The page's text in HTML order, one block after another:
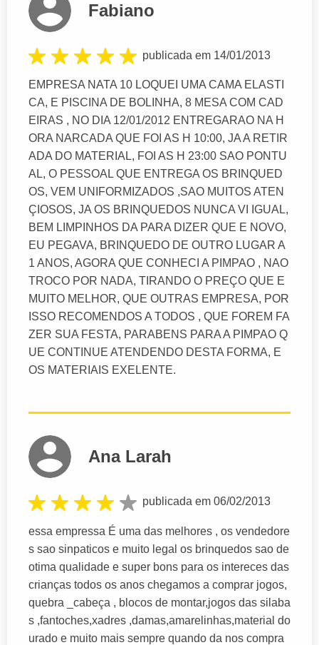
Fabiano
publicada em 14/01/2013
EMPRESA NATA 10 LOQUEI UMA CAMA ELASTI
CA, E PISCINA DE BOLINHA, 8 MESA COM CAD
EIRAS , NO DIA 12/01/2012 ENTREGARAO NA H
ORA NARCADA QUE FOI AS H 10:00, JA A RETIR
ADA DO MATERIAL, FOI AS H 23:00 SAO PONTU
AL, O PESSOAL QUE ENTREGA OS BRINQUED
OS, VEM UNIFORMIZADOS ,SAO MUITOS ATEN
ÇIOSOS, JA OS BRINQUEDOS NUNCA VI IGUAL,
BEM LIMPINHOS DA PARA DIZER QUE E NOVO,
EU PEGAVA, BRINQUEDO DE OUTRO LUGAR A
1 ANOS, AGORA QUE CONHECI A PIMPAO , NAO
TROCO POR NADA, TIRANDO O PREÇO QUE E
MUITO MELHOR, QUE OUTRAS EMPRESA, POR
ISSO RECOMENDOS A TODOS , QUE FOREM FA
ZER SUA FESTA, PARABENS PARA A PIMPAO Q
UE CONTINUE ATENDENDO DESTA FORMA, E
OS MATERIAIS EXELENTE.
Ana Larah
publicada em 06/02/2013
essa empressa É uma das melhores , os vendedore
s sao sinpaticos e muito legal os brinquedos sao de
otima qualidade e super bons para os intereces das
crianças todos os anos chegamos a comprar jogos,
quebra _cabeça , blocos de montar,jogos das silaba
s ,fantoches,xadres ,damas,amarelinhas,material do
urado e muito mais sempre quando da nos compra